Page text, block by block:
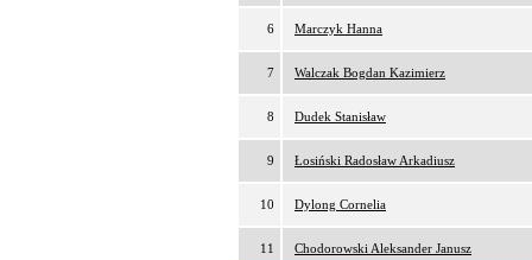
6 Marczyk Hanna
7 Walczak Bogdan Kazimierz
8 Dudek Stanisław
9 Łosiński Radosław Arkadiusz
10 Dylong Cornelia
11 Chodorowski Aleksander Janusz